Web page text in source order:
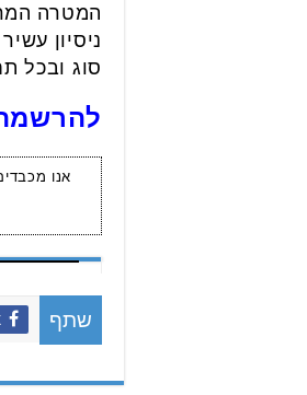
המטרה
ניסיון
סוג ובכל
אנו
שתף